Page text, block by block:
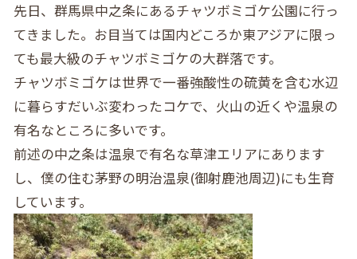
先日、群馬県中之条にあるチャツボミゴケ公園に行っ
てきました。お目当ては国内どころか東アジアに限っ
ても最大級のチャツボミゴケの大群落です。
チャツボミゴケは世界で一番強酸性の硫黄を含む水辺
に暮らすだいぶ変わったコケで、火山の近くや温泉の
有名なところに多いです。
前述の中之条は温泉で有名な草津エリアにあります
し、僕の住む茅野の明治温泉(御射鹿池周辺)にも生育
しています。